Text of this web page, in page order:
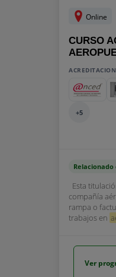
Online
CURSO
+5
Esta
compañía
rampa o
trabajos en
Ver